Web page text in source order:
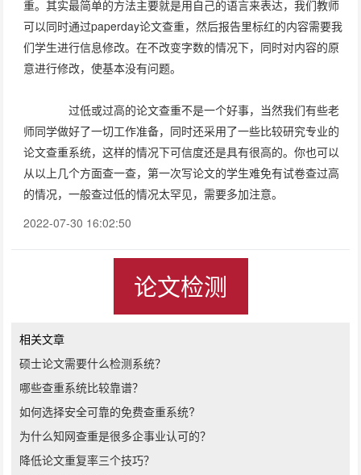
重。其实最简单的方法主要就是用自己的语言来表达，我们教师
可以同时通过paperday论文查重，然后报告里标红的内容需要我
们学生进行信息修改。在不改变字数的情况下，同时对内容的原
意进行修改，使基本没有问题。
过低或过高的论文查重不是一个好事，当然我们有些老
师同学做好了一切工作准备，同时还采用了一些比较研究专业的
论文查重系统，这样的情况下可信度还是具有很高的。你也可以
从以上几个方面查一查，第一次写论文的学生难免有试卷查过高
的情况，一般查过低的情况太罕见，需要多加注意。
2022-07-30 16:02:50
论文检测
相关文章
硕士论文需要什么检测系统？
哪些查重系统比较靠谱？
如何选择安全可靠的免费查重系统?
为什么知网查重是很多企事业认可的？
降低论文重复率三个技巧？